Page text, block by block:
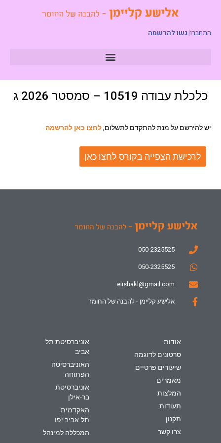
התחברו|גשו להרשמה
כלכלת עבודה 10519 – סמסטר 2026 ג
יש להירשם על מנת להתקדם לתשלום,לחצו כאן להרשמה
לרכישת הצפייה בקורס לחצו כאן
050-2325525
050-2325525
elishakl@gmail.com
אלישע קליימן - להבנה של החומר
אודות
סרטונים לדוגמה
שיעורים פרטיים
מאמרים
המלצות
תעודות
תקנון
צרו קשר
אוניברסיטת תל
אביב
האוניברסיטה
הפתוחה
אוניברסיטת
בר-אילן
האקדמית
תל-אביב יפו
המכללה למינהל